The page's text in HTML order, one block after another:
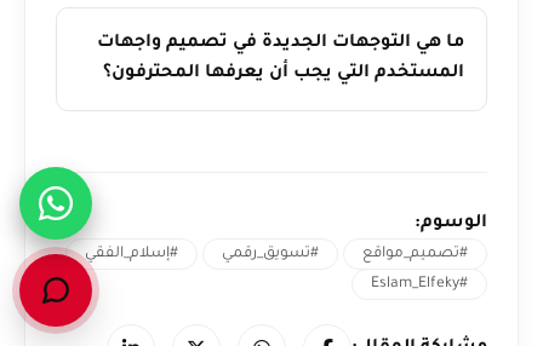
ما هي التوجهات الجديدة في تصميم واجهات
المستخدم التي يجب أن يعرفها المحترفون؟
الوسوم:
#تصميم_مواقع #تسويق_رقمي
#إسلام_الفقي
#Eslam_Elfeky